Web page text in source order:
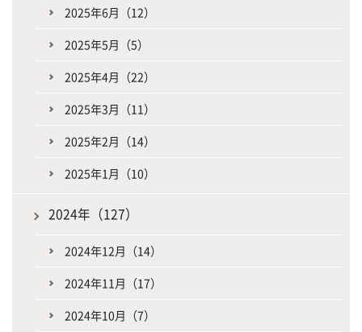
2025年6月（12）
2025年5月（5）
2025年4月（22）
2025年3月（11）
2025年2月（14）
2025年1月（10）
2024年（127）
2024年12月（14）
2024年11月（17）
2024年10月（7）